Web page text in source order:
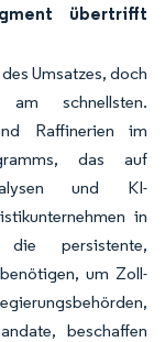
übertrifft
Umsatzes, doch
am schnellsten.
Raffinerien im
das auf
und KI-
in
persistente,
um Zoll-
beschaffen